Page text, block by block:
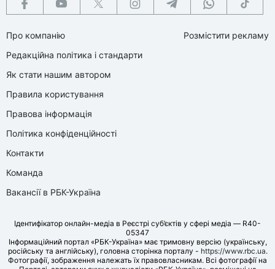
Про компанію
Редакційна політика і стандарти
Як стати нашим автором
Правила користування
Правова інформація
Політика конфіденційності
Контакти
Команда
Вакансії в РБК-Україна
Розмістити рекламу
Ідентифікатор онлайн-медіа в Реєстрі суб’єктів у сфері медіа — R40-
05347
Інформаційний портал «РБК-Україна» має тримовну версію (українську,
російську та англійську), головна сторінка порталу - https://www.rbc.ua.
Фотографії, зображення належать їх правовласникам. Всі фотографії на